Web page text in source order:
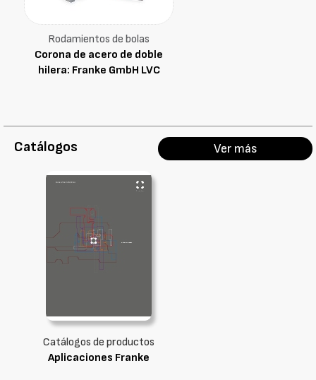
Rodamientos de bolas
Corona de acero de doble
hilera: Franke GmbH LVC
Catálogos Ver más
Catálogos de productos
Aplicaciones Franke